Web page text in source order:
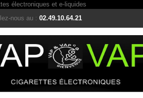
nous au : 02.49.10.64.21